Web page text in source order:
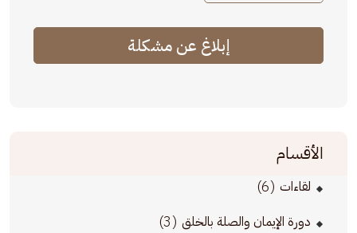
إبلاغ عن مشكلة
الأقسام
لقاءات (6)
دورة الإيمان والصلة بالخلق (3)